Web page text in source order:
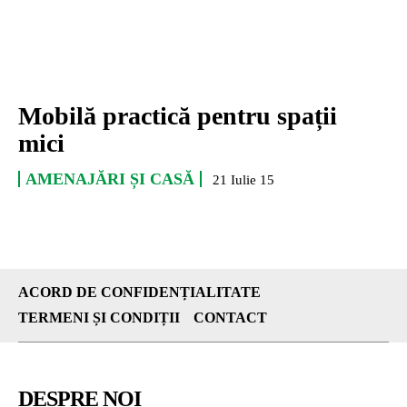
Mobilă practică pentru spații
mici
AMENAJĂRI ȘI CASĂ 21 Iulie 15
ACORD DE CONFIDENȚIALITATE
TERMENI ȘI CONDIȚII
CONTACT
DESPRE NOI